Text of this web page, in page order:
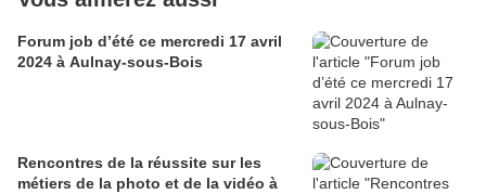
Forum job d’été ce mercredi 17 avril
2024 à Aulnay-sous-Bois
Rencontres de la réussite sur les
métiers de la photo et de la vidéo à